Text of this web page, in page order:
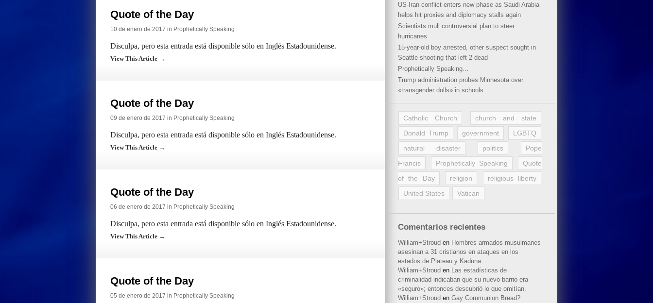
Quote of the Day
10 de enero de 2017 in Prophetically Speaking
Disculpa, pero esta entrada está disponible sólo en Inglés Estadounidense.
View This Article →
Quote of the Day
09 de enero de 2017 in Prophetically Speaking
Disculpa, pero esta entrada está disponible sólo en Inglés Estadounidense.
View This Article →
Quote of the Day
06 de enero de 2017 in Prophetically Speaking
Disculpa, pero esta entrada está disponible sólo en Inglés Estadounidense.
View This Article →
Quote of the Day
05 de enero de 2017 in Prophetically Speaking
US-Iran conflict enters new phase as Saudi Arabia
helps hit proxies and diplomacy stalls again
Scientists mull controversial plan to steer
hurricanes
15-year-old boy arrested, other suspect sought in
Seattle shooting that left 2 dead
Prophetically Speaking…
Trump administration probes Minnesota over
«transgender dolls» in schools
Catholic Church
church and state
Donald Trump
government
LGBTQ
natural disaster
politics
Pope
Francis
Prophetically Speaking
Quote
of the Day
religion
religious liberty
United States
Vatican
Comentarios recientes
William+Stroud en Hombres armados musulmanes
asesinan a 31 cristianos en ataques en los
estados de Plateau y Kaduna
William+Stroud en Las estadísticas de
criminalidad indicaban que su nuevo barrio era
«seguro»; entonces descubrió lo que omitían.
William+Stroud en Gay Communion Bread?